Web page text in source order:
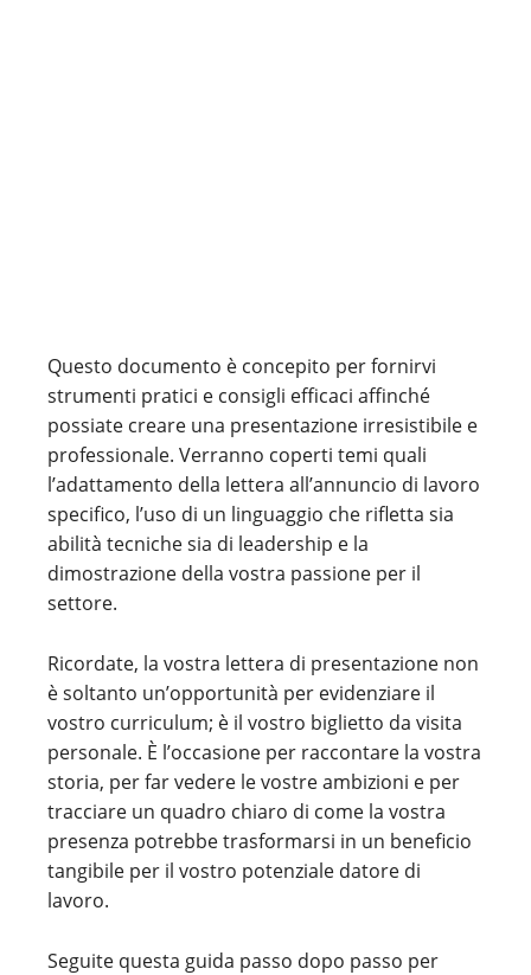
Questo documento è concepito per fornirvi
strumenti pratici e consigli efficaci affinché
possiate creare una presentazione irresistibile e
professionale. Verranno coperti temi quali
l’adattamento della lettera all’annuncio di lavoro
specifico, l’uso di un linguaggio che rifletta sia
abilità tecniche sia di leadership e la
dimostrazione della vostra passione per il
settore.
Ricordate, la vostra lettera di presentazione non
è soltanto un’opportunità per evidenziare il
vostro curriculum; è il vostro biglietto da visita
personale. È l’occasione per raccontare la vostra
storia, per far vedere le vostre ambizioni e per
tracciare un quadro chiaro di come la vostra
presenza potrebbe trasformarsi in un beneficio
tangibile per il vostro potenziale datore di
lavoro.
Seguite questa guida passo dopo passo per